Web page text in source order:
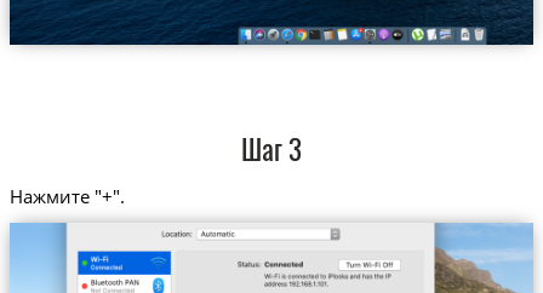
Шаг 3
Нажмите "+".